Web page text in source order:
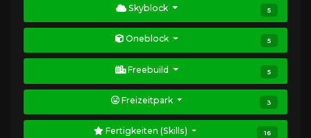
Skyblock 5
Oneblock 5
Freebuild 5
Freizeitpark 3
Fertigkeiten (Skills) 16